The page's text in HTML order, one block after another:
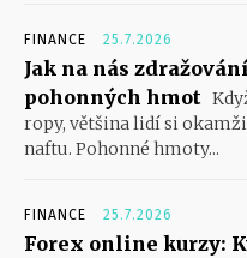
FINANCE 25.7.2026
Jak na nás
pohonných hmot
ropy, většina lidí si
naftu. Pohonné hmoty...
FINANCE 25.7.2026
Forex online kurzy: